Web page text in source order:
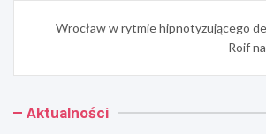
Wrocław w rytmie hipnotyzującego
Roif
Aktualności